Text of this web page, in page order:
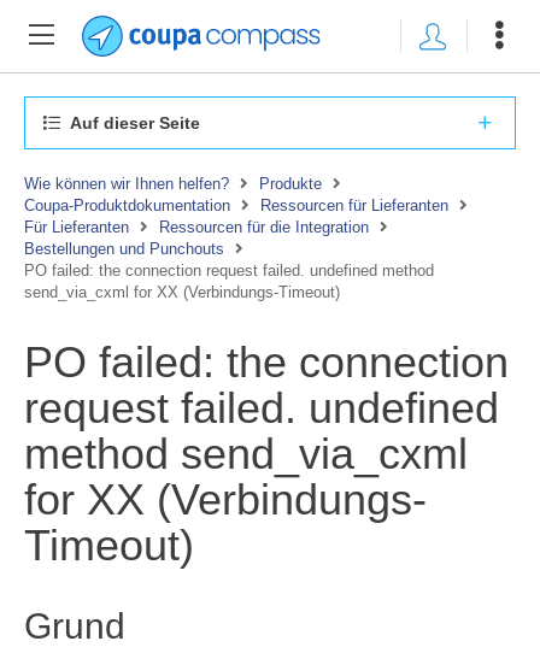
Auf dieser Seite
Wie können wir Ihnen helfen?
Produkte
Coupa-Produktdokumentation
Ressourcen für Lieferanten
Für Lieferanten
Ressourcen für die Integration
Bestellungen und Punchouts
PO failed: the connection request failed. undefined method
send_via_cxml for XX (Verbindungs-Timeout)
PO failed: the connection
request failed. undefined
method send_via_cxml
for XX (Verbindungs-
Timeout)
Grund